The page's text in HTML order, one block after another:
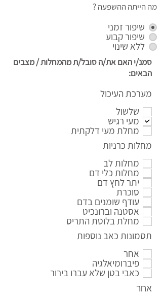
מה הייתה ההשפעה ?
שיפור זמני
שיפור קבוע
ללא שינוי
סמנ/י האם את/ה סובל/ת מהמחלות / מצבים
הבאים:
מערכת העיכול
שלשול
מעי רגיש
מחלת מעי דלקתית
מחלות כרניות
מחלות לב
מחלות כלי דם
יתר לחץ דם
סוכרת
עודף שומנים בדם
אסטנה וברונכיט
מחלת בלוטת התריס
תסמונות כאב נוספות
אחר
פיברומיאלגיה
כאבי בטן שלא עברו בירור
אחר